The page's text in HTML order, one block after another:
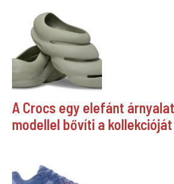
A Crocs egy elefánt
modellel bővíti a kollekcióját